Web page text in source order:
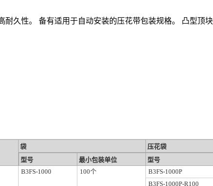
久性。 备有适用于自动安装的压花带包装规格。 凸型顶
袋
压花袋
型号
最小包装单位 型号
B3FS-1000 100个 B3FS-1000P
B3FS-1000P-R100